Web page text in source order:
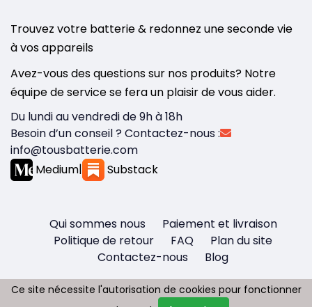
Trouvez votre batterie & redonnez une seconde vie
à vos appareils
Avez-vous des questions sur nos produits? Notre
équipe de service se fera un plaisir de vous aider.
Du lundi au vendredi de 9h à 18h
Besoin d’un conseil ? Contactez-nous :
info@tousbatterie.com
Medium| Substack
Qui sommes nous
Paiement et livraison
Politique de retour
FAQ
Plan du site
Contactez-nous
Blog
Ce site nécessite l'autorisation de cookies pour fonctionner
Ce site nécessite l'autorisation de cookies pour fonctionner